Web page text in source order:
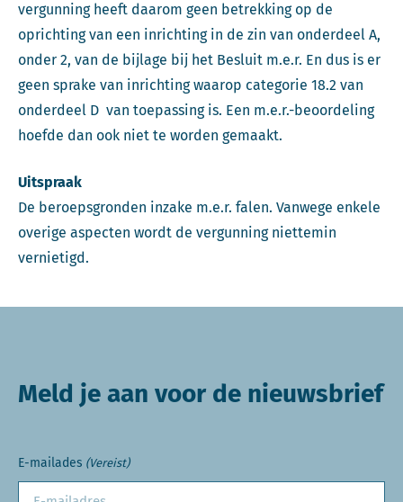
vergunning heeft daarom geen betrekking op de
oprichting van een inrichting in de zin van onderdeel A,
onder 2, van de bijlage bij het Besluit m.e.r. En dus is er
geen sprake van inrichting waarop categorie 18.2 van
onderdeel D van toepassing is. Een m.e.r.-beoordeling
hoefde dan ook niet te worden gemaakt.
Uitspraak
De beroepsgronden inzake m.e.r. falen. Vanwege enkele
overige aspecten wordt de vergunning niettemin
vernietigd.
Meld je aan voor de nieuwsbrief
E-mailades (Vereist)